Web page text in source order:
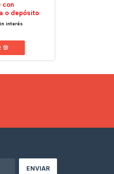
con
o depósito
interés